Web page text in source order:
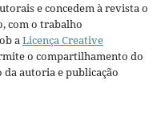
e concedem à revista o
com o trabalho
aLicença Creative
o compartilhamento do
autoria e publicação